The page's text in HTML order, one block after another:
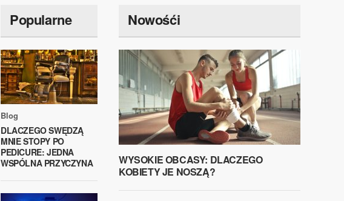
Popularne
Blog
DLACZEGO SWĘDZĄ
MNIE STOPY PO
PEDICURE: JEDNA
WSPÓLNA PRZYCZYNA
Nowośći
WYSOKIE OBCASY: DLACZEGO
KOBIETY JE NOSZĄ?